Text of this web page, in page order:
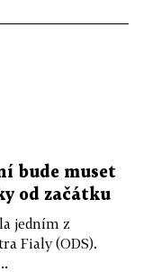
bude muset
od začátku
jedním z
Fialy (ODS).